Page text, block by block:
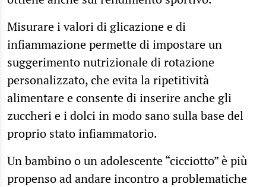
Misurare i valori di glicazione e di
infiammazione permette di impostare un
suggerimento nutrizionale di rotazione
personalizzato, che evita la ripetitività
alimentare e consente di inserire anche gli
zuccheri e i dolci in modo sano sulla base del
proprio stato infiammatorio.
Un bambino o un adolescente “cicciotto” è più
propenso ad andare incontro a problematiche